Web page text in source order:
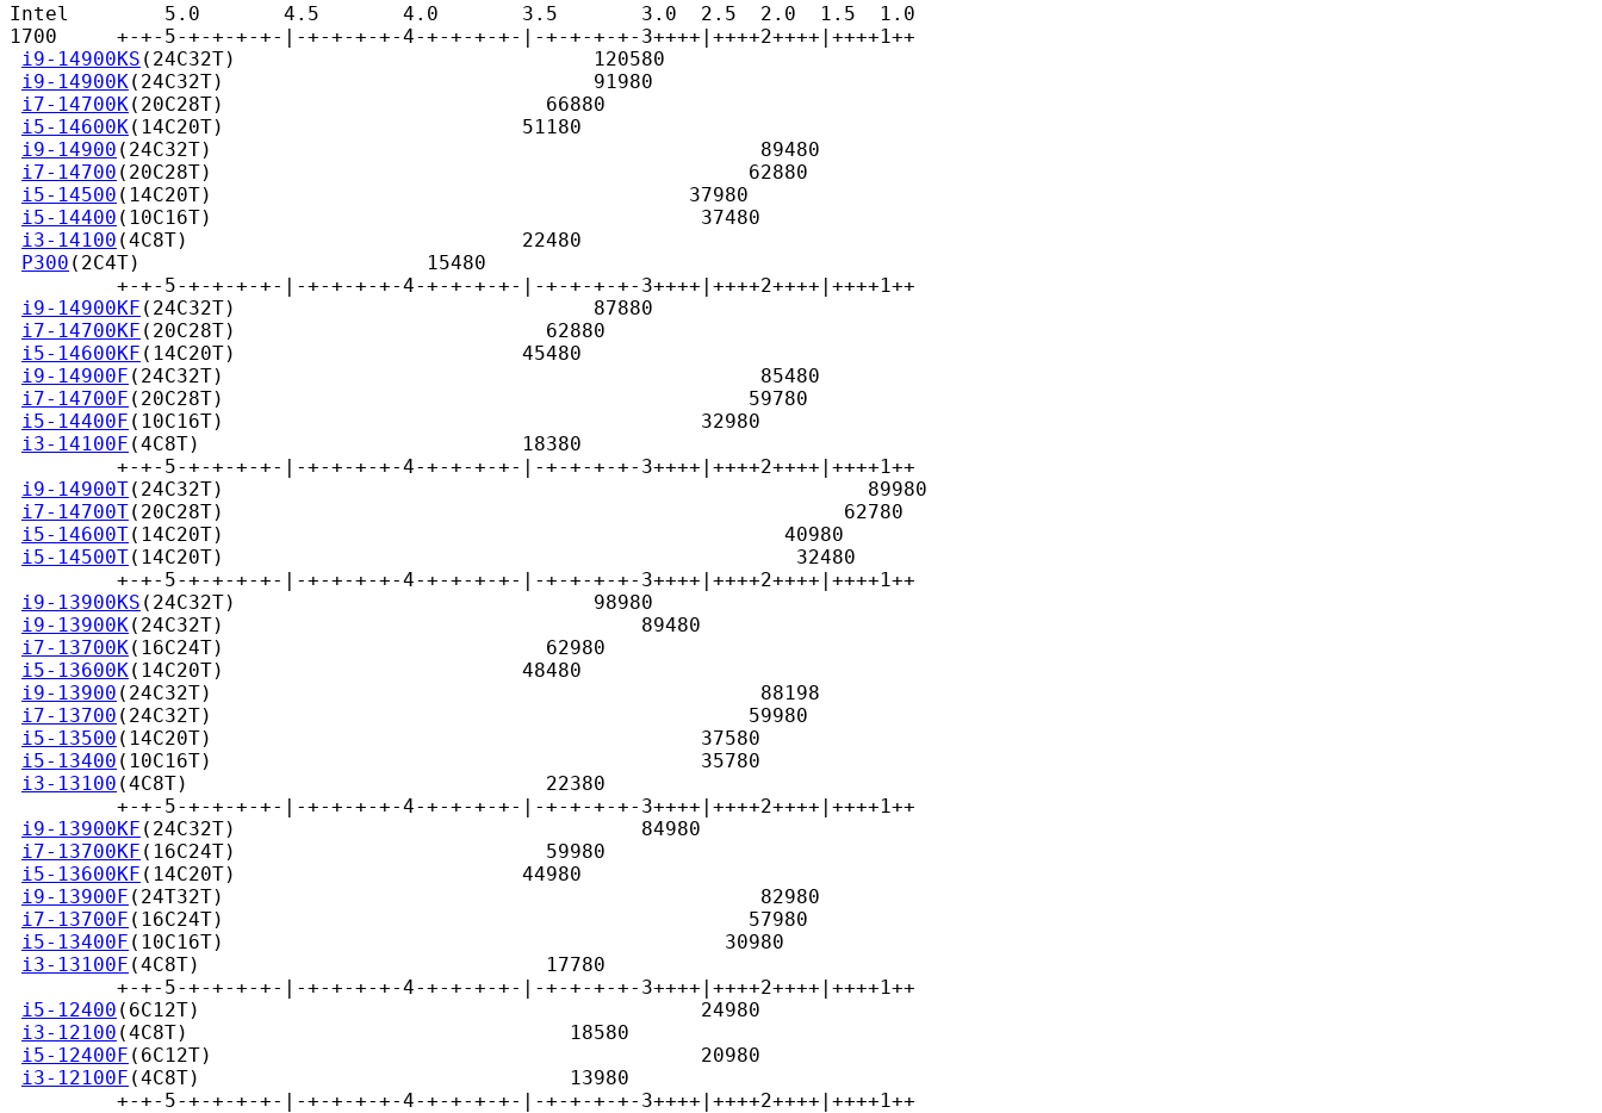
Intel        5.0       4.5       4.0       3.5       3.0  2.5  2.0  1.5  1.0
1700     +-+-5-+-+-+-+-|-+-+-+-+-4-+-+-+-+-|-+-+-+-+-3++++|++++2++++|++++1++
i9-14900KS (24C32T)                              120580
i9-14900K(24C32T)                               91980
i7-14700K(20C28T)                           66880
i5-14600K(14C20T)                         51180
i9-14900 (24C32T)                                              89480
i7-14700 (20C28T)                                             62880
i5-14500 (14C20T)                                        37980
i5-14400 (10C16T)                                         37480
i3-14100 (4C8T)                            22480
P300 (2C4T)                        15480
         +-+-5-+-+-+-+-|-+-+-+-+-4-+-+-+-+-|-+-+-+-+-3++++|++++2++++|++++1++
i9-14900KF (24C32T)                              87880
i7-14700KF (20C28T)                          62880
i5-14600KF (14C20T)                        45480
i9-14900F (24C32T)                                             85480
i7-14700F (20C28T)                                            59780
i5-14400F (10C16T)                                        32980
i3-14100F (4C8T)                           18380
         +-+-5-+-+-+-+-|-+-+-+-+-4-+-+-+-+-|-+-+-+-+-3++++|++++2++++|++++1++
i9-14900T(24C32T)                                                      89980
i7-14700T(20C28T)                                                    62780
i5-14600T(14C20T)                                               40980
i5-14500T(14C20T)                                                32480
         +-+-5-+-+-+-+-|-+-+-+-+-4-+-+-+-+-|-+-+-+-+-3++++|++++2++++|++++1++
i9-13900KS (24C32T)                              98980
i9-13900K(24C32T)                                   89480
i7-13700K(16C24T)                           62980
i5-13600K(14C20T)                         48480
i9-13900 (24C32T)                                              88198
i7-13700 (24C32T)                                             59980
i5-13500 (14C20T)                                         37580
i5-13400 (10C16T)                                         35780
i3-13100 (4C8T)                              22380
         +-+-5-+-+-+-+-|-+-+-+-+-4-+-+-+-+-|-+-+-+-+-3++++|++++2++++|++++1++
i9-13900KF (24C32T)                                  84980
i7-13700KF (16C24T)                          59980
i5-13600KF (14C20T)                        44980
i9-13900F (24T32T)                                             82980
i7-13700F (16C24T)                                            57980
i5-13400F (10C16T)                                          30980
i3-13100F (4C8T)                             17780
         +-+-5-+-+-+-+-|-+-+-+-+-4-+-+-+-+-|-+-+-+-+-3++++|++++2++++|++++1++
i5-12400 (6C12T)                                          24980
i3-12100 (4C8T)                                18580
i5-12400F (6C12T)                                         20980
i3-12100F (4C8T)                               13980
         +-+-5-+-+-+-+-|-+-+-+-+-4-+-+-+-+-|-+-+-+-+-3++++|++++2++++|++++1++